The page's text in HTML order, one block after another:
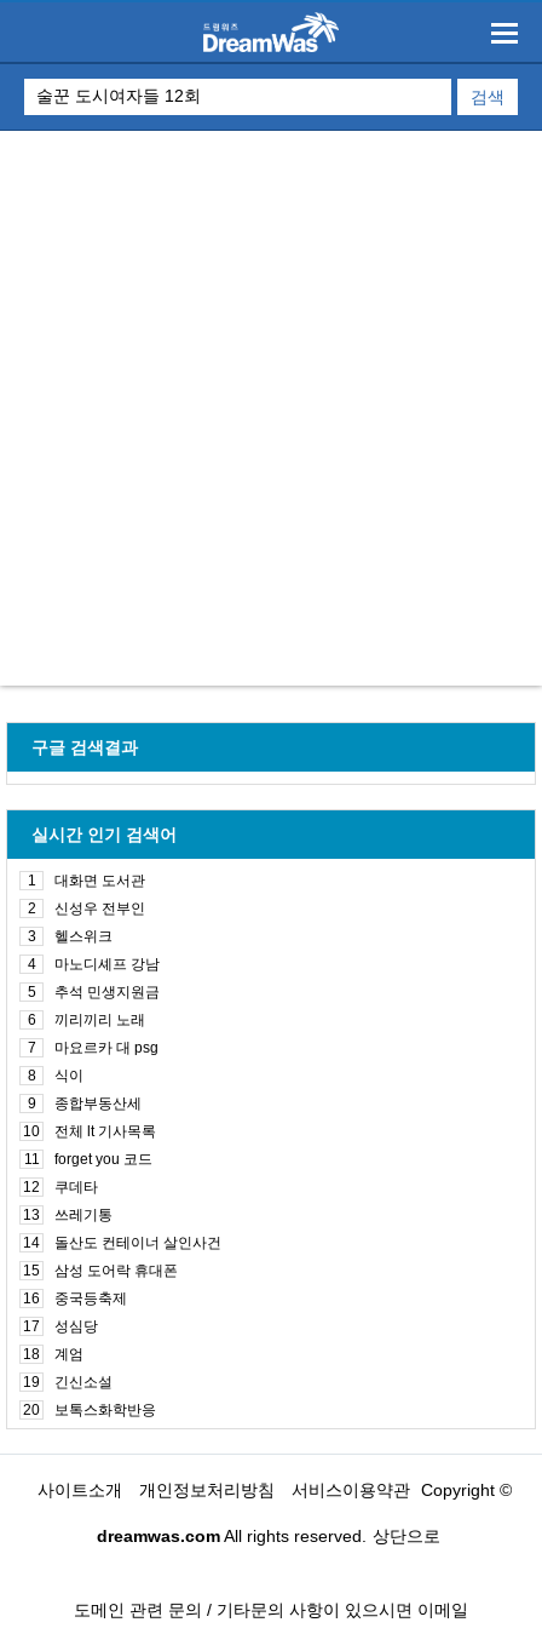
구글 검색결과
실시간 인기 검색어
1
대화면 도서관
2
신성우 전부인
3
헬스위크
4
마노디셰프 강남
5
추석 민생지원금
6
끼리끼리 노래
7
마요르카 대 psg
8
식이
9
종합부동산세
10
전체 lt 기사목록
11
forget you 코드
12
쿠데타
13
쓰레기통
14
돌산도 컨테이너 살인사건
15
삼성 도어락 휴대폰
16
중국등축제
17
성심당
18
계엄
19
긴신소설
20
보톡스화학반응
사이트소개 개인정보처리방침 서비스이용약관 Copyright ©
dreamwas.comAll rights reserved. 상단으로
도메인 관련 문의 / 기타문의 사항이 있으시면 이메일